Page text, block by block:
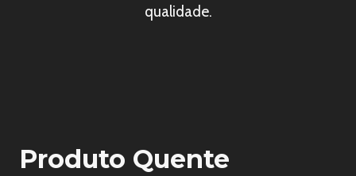
qualidade.
Produto Quente